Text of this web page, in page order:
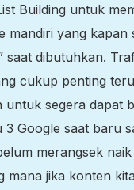
Building untuk
mandiri yang kapan
saat dibutuhkan.
cukup penting
segera dapat
3 Google saat baru
merangsek naik
mana jika konten